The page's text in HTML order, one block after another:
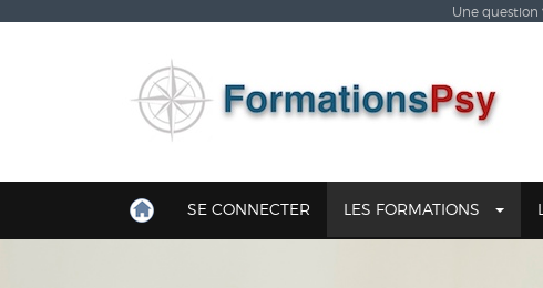
Une question
SE CONNECTER LES FORMATIONS